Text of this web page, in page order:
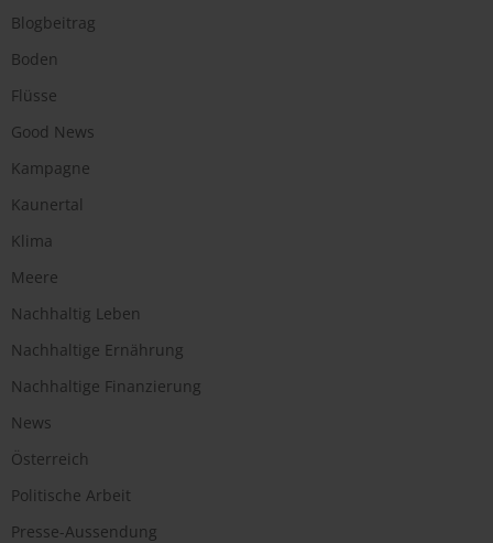
Blogbeitrag
Boden
Flüsse
Good News
Kampagne
Kaunertal
Klima
Meere
Nachhaltig Leben
Nachhaltige Ernährung
Nachhaltige Finanzierung
News
Österreich
Politische Arbeit
Presse-Aussendung